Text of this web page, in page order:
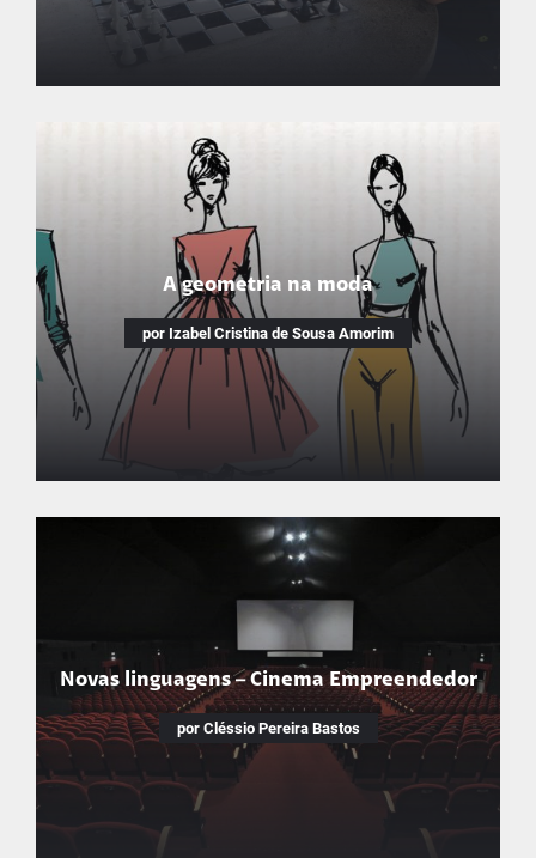
Uma narrativa sobre a
importância dos educadores na
vida de Sarah Duarte
Audiodrama conta história da menina que é hoje
professora por incentivo e amor de ex-docentes
A geometria na moda
por Izabel Cristina de Sousa Amorim
A geometria na moda
Utilizamos a matemática para fazer um desfile na escola
Novas linguagens – Cinema Empreendedor
por Cléssio Pereira Bastos